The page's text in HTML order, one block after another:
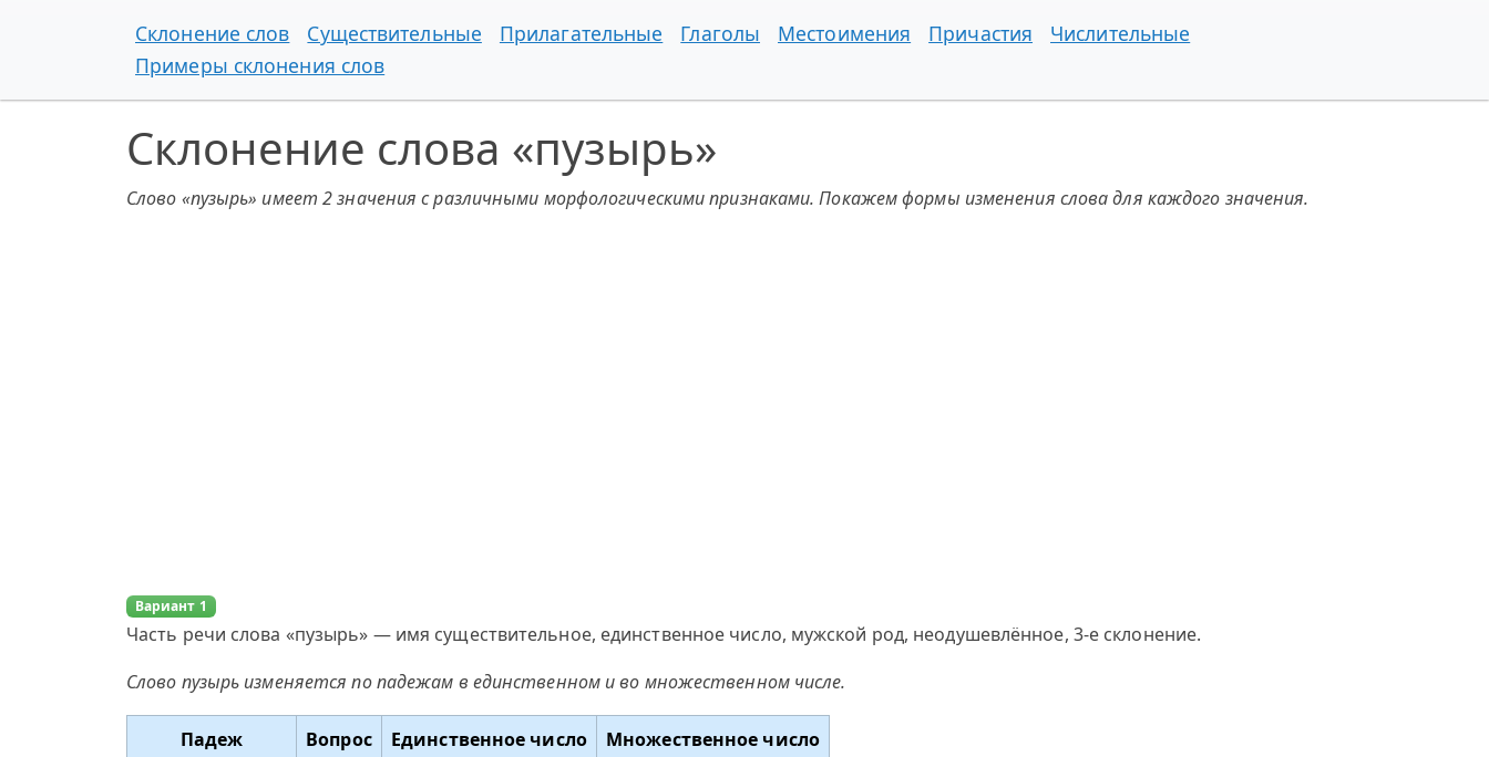
Склонение слов Существительные Прилагательные Глаголы Местоимения Причастия
Числительные
Примеры склонения слов
Склонение слова «пузырь»
Слово «пузырь» имеет 2 значения с различными морфологическими признаками. Покажем формы изменения слова для каждого значения.
Вариант 1
Часть речи слова «пузырь» — имя существительное, единственное число, мужской род, неодушевлённое, 3-е склонение.
Слово пузырь изменяется по падежам в единственном и во множественном числе.
Падеж Вопрос Единственное число
Множественное число